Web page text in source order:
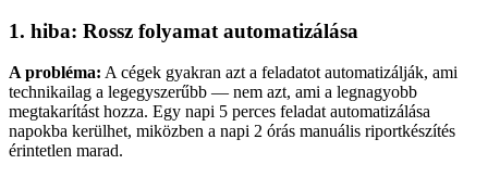
1. hiba: Rossz folyamat automatizálása
A probléma: A cégek gyakran azt a feladatot automatizálják, ami
technikailag a legegyszerűbb — nem azt, ami a legnagyobb
megtakarítást hozza. Egy napi 5 perces feladat automatizálása
napokba kerülhet, miközben a napi 2 órás manuális riportkészítés
érintetlen marad.